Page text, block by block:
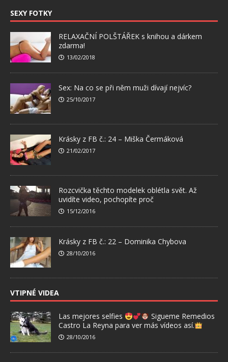
SEXY FOTKY
RELAXAČNÍ POLŠTÁŘEK s knihou a dárkem
zdarma!
13/02/2018
Sex: Na co se při něm muži dívají nejvíc?
25/10/2017
Krásky z FB č.: 24 – Miška Čermáková
21/02/2017
Rozcvička těchto modelek oblétla svět. Až
uvidíte video, pochopíte proč
15/12/2016
Krásky z FB č.: 22 – Dominika Chybova
28/10/2016
VTIPNÉ VIDEA
Las mejores selfies
Sigueme Remedios
Castro La Reyna para ver más vídeos así.
28/10/2016